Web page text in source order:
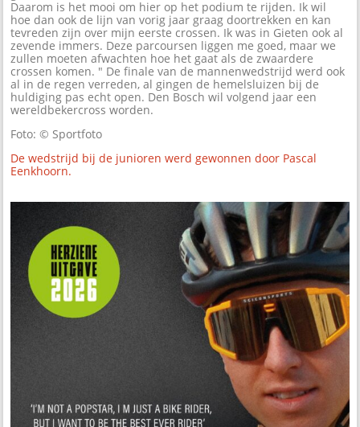
Daarom is het mooi om hier op het podium te rijden. Ik wil
hoe dan ook de lijn van vorig jaar graag doortrekken en kan
tevreden zijn over mijn eerste crossen. Ik was in Gieten ook al
zevende immers. Deze parcoursen liggen me goed, maar we
zullen moeten afwachten hoe het gaat als de zwaardere
crossen komen. " De finale van de mannenwedstrijd werd ook
al in de regen verreden, al gingen de hemelsluizen bij de
huldiging pas echt open. Den Bosch wil volgend jaar een
wereldbekercross worden.
Foto: © Sportfoto
De wedstrijd bij de junioren werd gewonnen door Pascal
Eenkhoorn.